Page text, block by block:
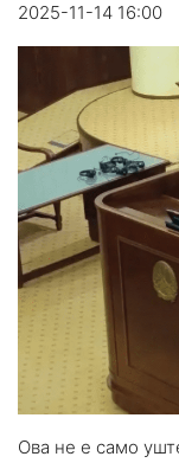
2025-11-14 16:00
Ова не е само